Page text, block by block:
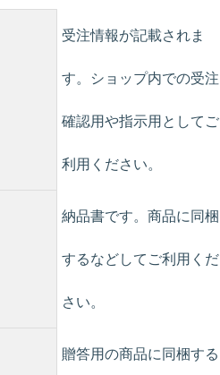
受注情報が記載されま
す。ショップ内での受注
確認用や指示用としてご
利用ください。
納品書です。商品に同梱
するなどしてご利用くだ
さい。
贈答用の商品に同梱する